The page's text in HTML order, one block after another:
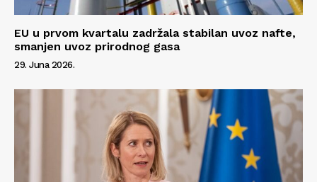
EU u prvom kvartalu zadržala stabilan uvoz nafte,
smanjen uvoz prirodnog gasa
29. Juna 2026.